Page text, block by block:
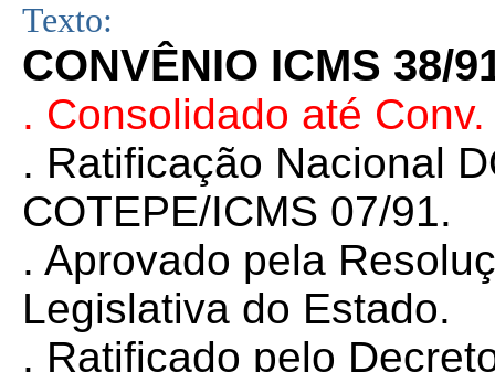
Texto:
CONVÊNIO ICMS 38/
. Consolidado até
. Ratificação Nacional
COTEPE/ICMS 07/91.
. Aprovado pela
Legislativa do Estado.
. Ratificado pelo